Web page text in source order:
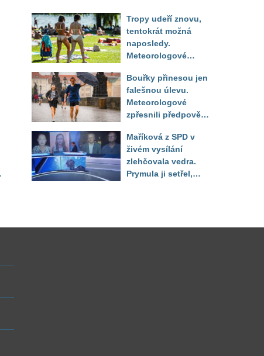
Tropy udeří znovu,
tentokrát možná
naposledy.
Meteorologové
do září
Bouřky přinesou jen
falešnou úlevu.
Meteorologové
zpřesnili předpověď
horkého počasí
Maříková z SPD v
živém vysílání
zlehčovala vedra.
Prymula ji setřel,